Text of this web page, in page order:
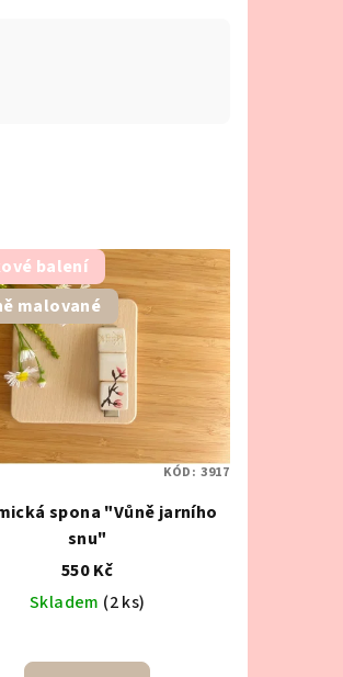
balení
malované
spona "Vůně jarního
snu"
550 Kč
Skladem (2 ks)
KÓD: 3917